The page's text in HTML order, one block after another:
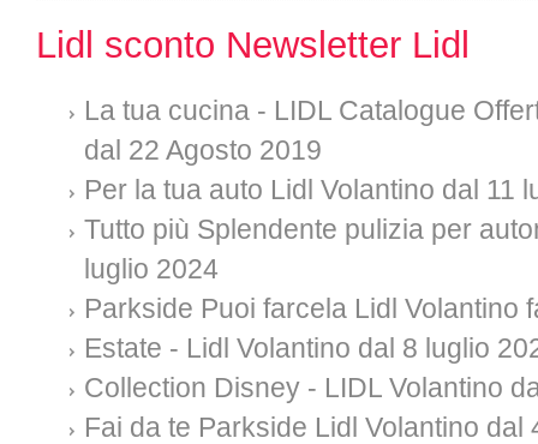
Lidl sconto Newsletter Lidl
La tua cucina - LIDL Catalogue
dal 22 Agosto 2019
Per la tua auto Lidl Volantino dal 11
Tutto più Splendente pulizia per
luglio 2024
Parkside Puoi farcela Lidl Volantino
Estate - Lidl Volantino dal 8 luglio
Collection Disney - LIDL Volantino
Fai da te Parkside Lidl Volantino dal